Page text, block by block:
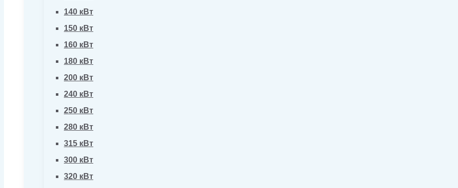
140 кВт
150 кВт
160 кВт
180 кВт
200 кВт
240 кВт
250 кВт
280 кВт
315 кВт
300 кВт
320 кВт